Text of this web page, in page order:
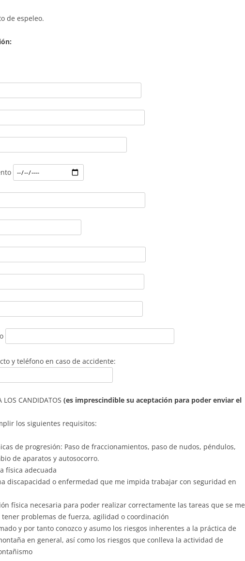
de espeleo.
y teléfono en caso de accidente:
LOS CANDIDATOS (es imprescindible su aceptación para poder enviar el
los siguientes requisitos:
de progresión: Paso de fraccionamientos, paso de nudos, péndulos,
de aparatos y autosocorro.
física adecuada
discapacidad o enfermedad que me impida trabajar con seguridad en
física necesaria para poder realizar correctamente las tareas que se me
problemas de fuerza, agilidad o coordinación
y por tanto conozco y asumo los riesgos inherentes a la práctica de
en general, así como los riesgos que conlleva la actividad de